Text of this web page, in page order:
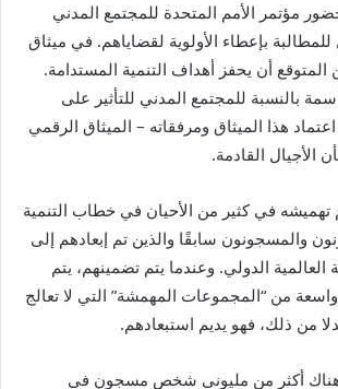
مؤتمر الأمم المتحدة للمجتمع المدني
بإعطاء الأولوية لقضاياهم. في ميثاق
المتوقع أن يحفز أهداف التنمية المستدامة.
بالنسبة للمجتمع المدني للتأثير على
هذا الميثاق ومرفقاته – الميثاق الرقمي
الأجيال القادمة.
تهميشه في كثير من الأحيان في خطاب التنمية
والمسجونون سابقًا والذين تم إبعادهم إلى
الدولي. وعندما يتم تضمينهم، يتم
من “المجموعات المهمشة” التي لا تعالج
من ذلك، فهو يديم استبعادهم.
أكثر من مليوني شخص مسجون في